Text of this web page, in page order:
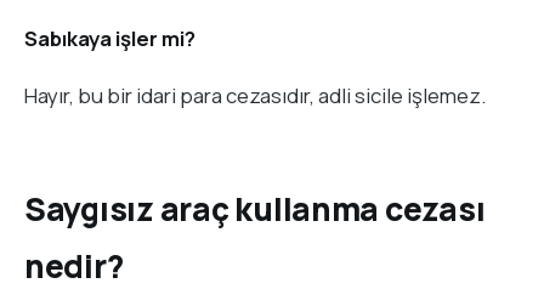
Sabıkaya işler mi?
Hayır, bu bir idari para cezasıdır, adli sicile işlemez.
Saygısız araç kullanma cezası
nedir?